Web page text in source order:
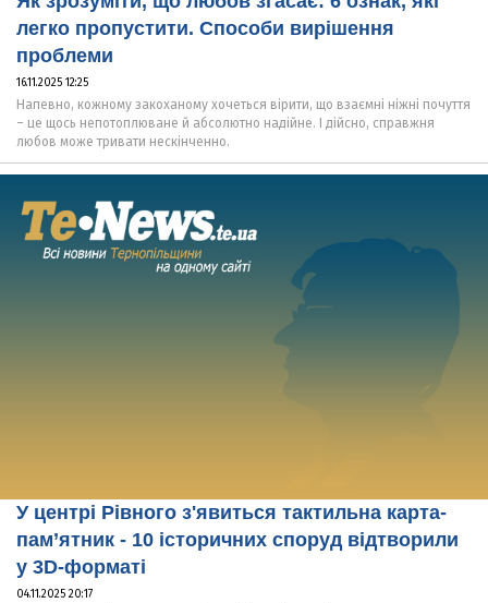
легко пропустити. Способи вирішення
проблеми
16.11.2025 12:25
Напевно, кожному закоханому хочеться вірити, що взаємні ніжні почуття
– це щось непотоплюване й абсолютно надійне. І дійсно, справжня
любов може тривати нескінченно.
У центрі Рівного з'явиться тактильна карта-
пам’ятник - 10 історичних споруд відтворили
у 3D-форматі
04.11.2025 20:17